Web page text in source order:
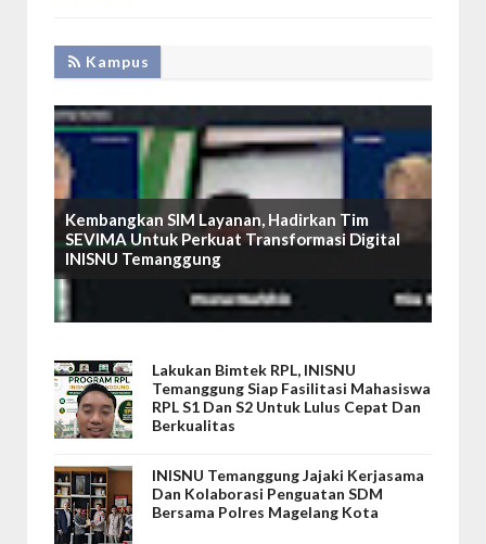
Kampus
Kembangkan SIM Layanan, Hadirkan Tim
SEVIMA Untuk Perkuat Transformasi Digital
INISNU Temanggung
Lakukan Bimtek RPL, INISNU
Temanggung Siap Fasilitasi Mahasiswa
RPL S1 Dan S2 Untuk Lulus Cepat Dan
Berkualitas
INISNU Temanggung Jajaki Kerjasama
Dan Kolaborasi Penguatan SDM
Bersama Polres Magelang Kota